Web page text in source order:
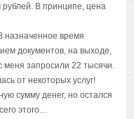
В принципе, цена
назначенное время
документов, на выходе,
меня запросили 22 тысячи.
от некоторых услуг!
сумму денег, но остался
этого…